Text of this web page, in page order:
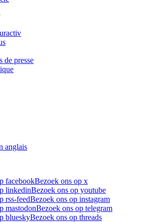
de presse
anglais
facebookBezoek ons op x
linkedinBezoek ons op youtube
rss-feedBezoek ons op instagram
mastodonBezoek ons op telegram
blueskyBezoek ons op threads